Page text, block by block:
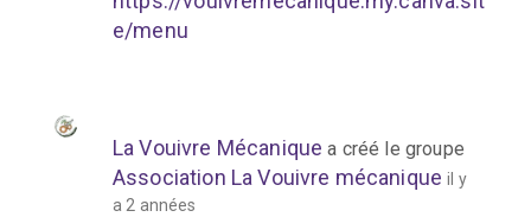
e/menu
La Vouivre Mécanique a créé le groupe
Association La Vouivre mécanique il y
a 2 années